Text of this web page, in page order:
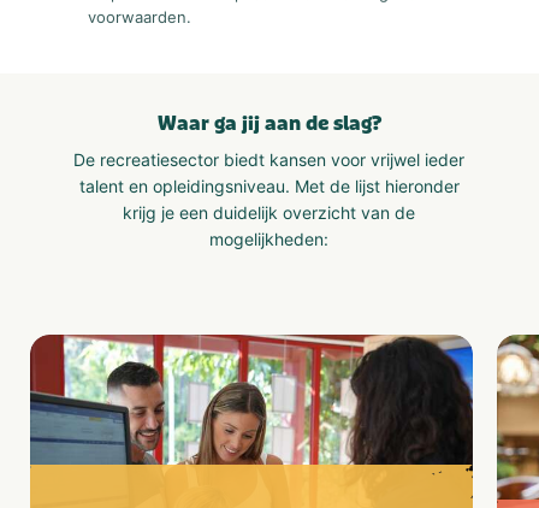
voorwaarden.
Waar ga jij aan de slag?
De recreatiesector biedt kansen voor vrijwel ieder
talent en opleidingsniveau. Met de lijst hieronder
krijg je een duidelijk overzicht van de
mogelijkheden: